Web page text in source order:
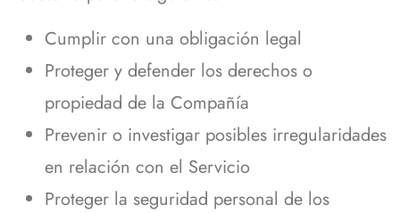
Cumplir con una obligación legal
Proteger y defender los derechos o
propiedad de la Compañía
Prevenir o investigar posibles irregularidades
en relación con el Servicio
Proteger la seguridad personal de los